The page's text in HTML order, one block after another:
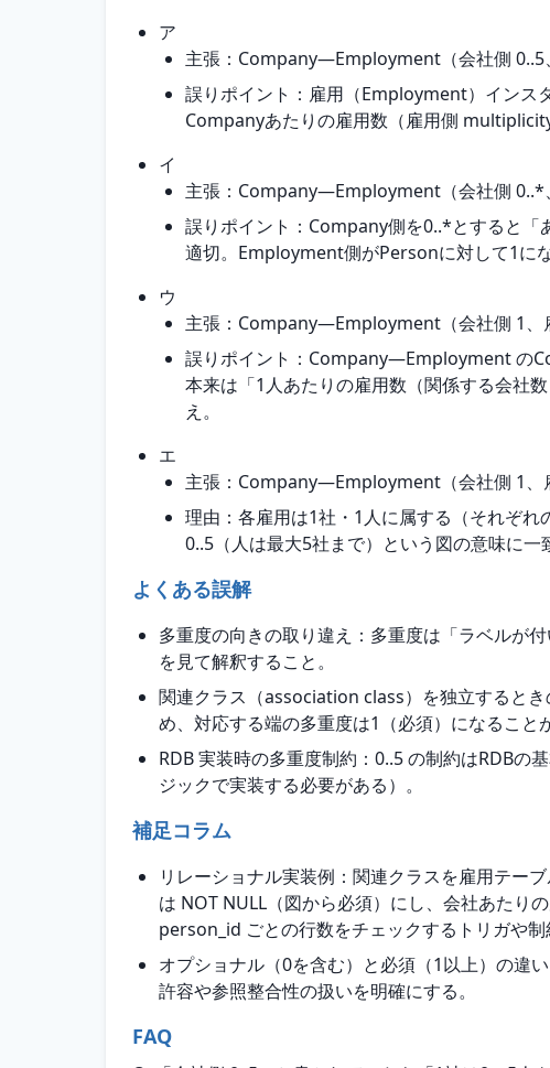
ア
主張：Company―Employment（会社側
誤りポイント：雇用（Employment）インス
Companyあたりの雇用数（雇用側
イ
主張：Company―Employment（会社側 0..*
誤りポイント：Company側を0..*とすると
適切。Employment側がPersonに対して1に
ウ
主張：Company―Employment（会社側 1、
誤りポイント：Company―Employment の
本来は「1人あたりの雇用数（関係する会社
え。
エ
主張：Company―Employment（会社側 1、
理由：各雇用は1社・1人に属する（それぞ
0..5（人は最大5社まで）という図の意味に一
よくある誤解
多重度の向きの取り違え：多重度は「ラベルが
を見て解釈すること。
関連クラス（association class）を独立すると
め、対応する端の多重度は1（必須）になること
RDB 実装時の多重度制約：0..5 の制約はRDBの
ジックで実装する必要がある）。
補足コラム
リレーショナル実装例：関連クラスを雇用テ
は NOT NULL（図から必須）にし、会社あたり
person_id ごとの行数をチェックするトリガや
オプショナル（0を含む）と必須（1以上）の違
許容や参照整合性の扱いを明確にする。
FAQ